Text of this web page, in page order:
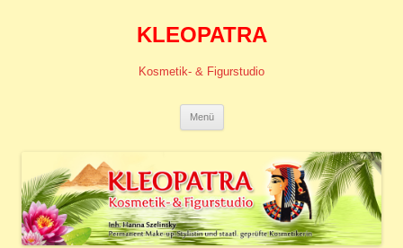
KLEOPATRA
Kosmetik- & Figurstudio
Menü